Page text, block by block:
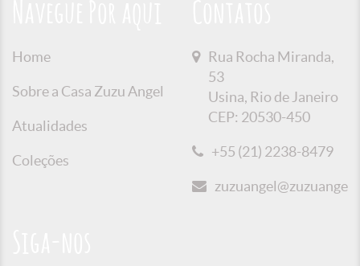
Home
Sobre a Casa Zuzu Angel
Atualidades
Coleções
Rua Rocha Miranda,
53
Usina, Rio de Janeiro
CEP: 20530-450
+55 (21) 2238-8479